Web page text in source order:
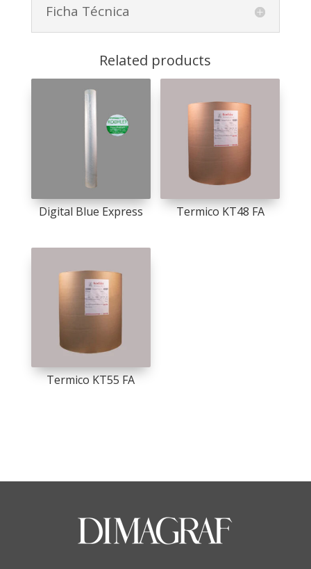
Ficha Técnica
Related products
Digital Blue Express Termico KT48 FA
Termico KT55 FA